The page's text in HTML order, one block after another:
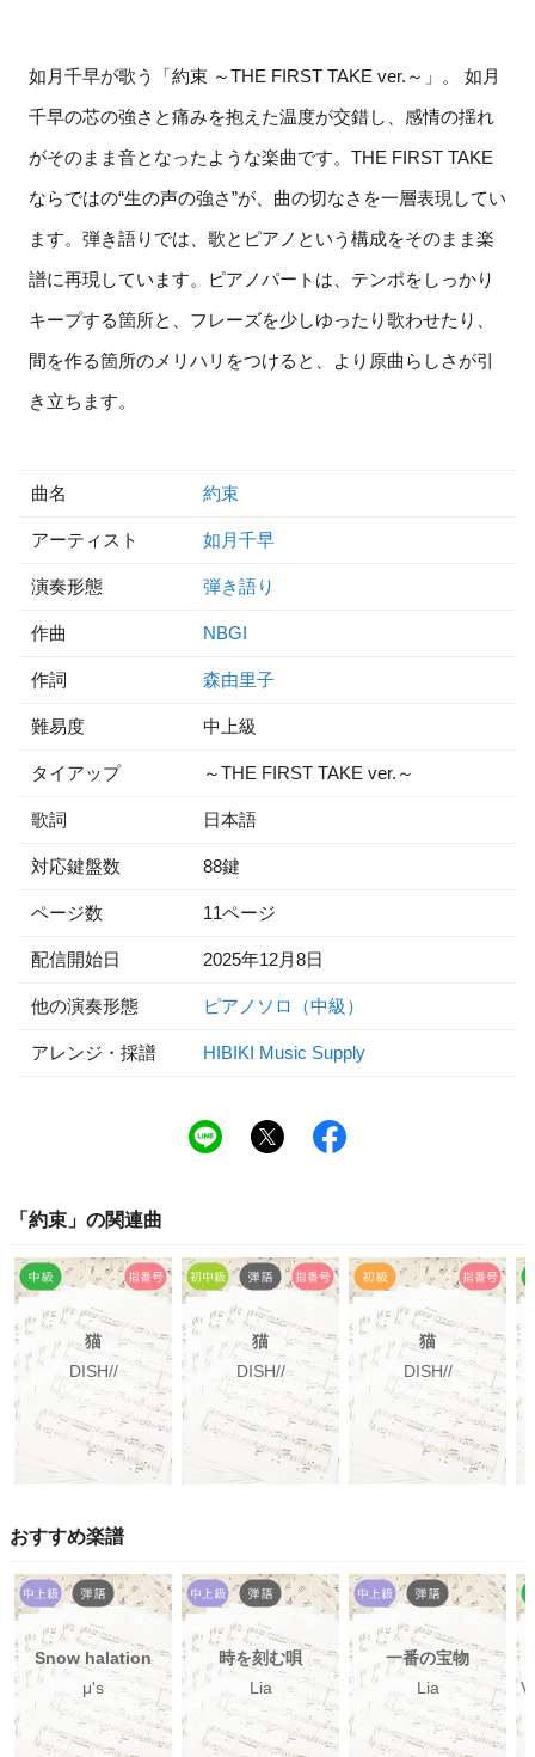
如月千早が歌う「約束 ～THE FIRST TAKE ver.～」。 如月
千早の芯の強さと痛みを抱えた温度が交錯し、感情の揺れ
がそのまま音となったような楽曲です。THE FIRST TAKE
ならではの“生の声の強さ”が、曲の切なさを一層表現してい
ます。弾き語りでは、歌とピアノという構成をそのまま楽
譜に再現しています。ピアノパートは、テンポをしっかり
キープする箇所と、フレーズを少しゆったり歌わせたり、
間を作る箇所のメリハリをつけると、より原曲らしさが引
き立ちます。
曲名 約束
アーティスト 如月千早
演奏形態 弾き語り
作曲 NBGI
作詞 森由里子
難易度 中上級
タイアップ ～THE FIRST TAKE ver.～
歌詞 日本語
対応鍵盤数 88鍵
ページ数 11ページ
配信開始日 2025年12月8日
他の演奏形態 ピアノソロ（中級）
アレンジ・採譜 HIBIKI Music Supply
「 約束 」の関連曲
猫
DISH//
猫
DISH//
猫
DISH//
おすすめ楽譜
Snow halation
μ's
時を刻む唄
Lia
一番の宝物
Lia